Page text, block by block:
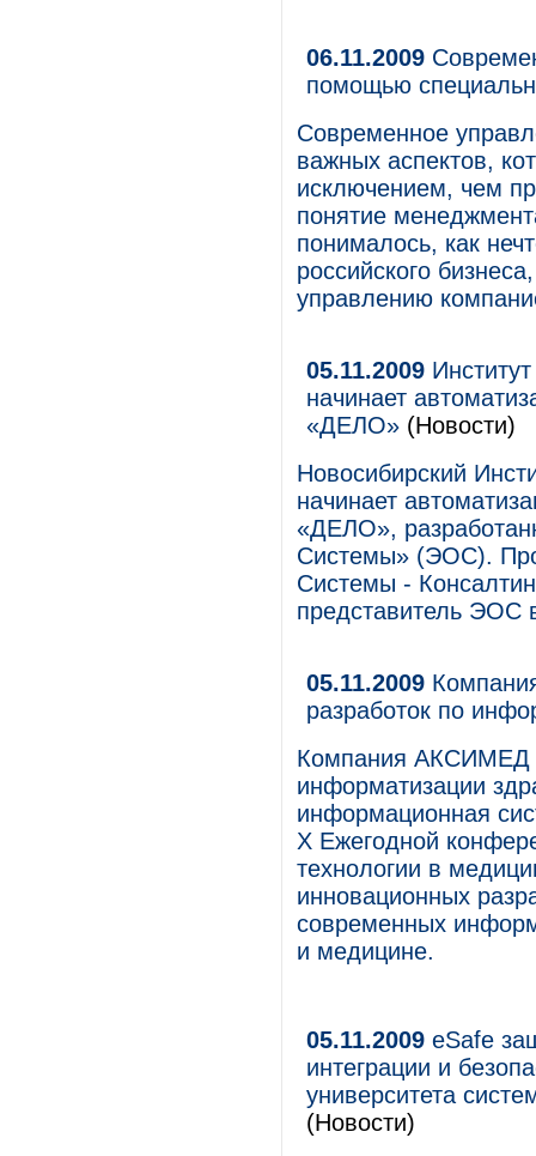
06.11.2009
помощью
Современное
важных аспектов,
исключением, чем
понятие
понималось, как
российского
управлению
05.11.2009
начинает
«ДЕЛО» (Новости)
Новосибирский
начинает
«ДЕЛО»,
Системы» (ЭОС).
Системы -
представитель ЭОС
05.11.2009
разработок по
Компания АКСИМЕД
информатизации
информационная
X Ежегодной
технологии в
инновационных
современных
и медицине.
05.11.2009 eSafe
интеграции и
университета
(Новости)